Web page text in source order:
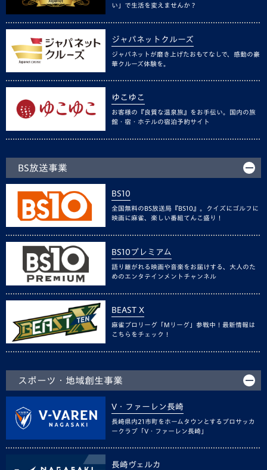
い」で生活を変えませんか？
ジャパネットクルーズ
ジャパネットが磨き上げたおもてなしで、感動の豪
華クルーズ体験を。
ゆこゆこ
お客様の『良質な温泉旅』をお手伝い。国内の旅
館・宿・ホテルの宿泊予約サイト
BS放送事業
BS10
全国無料のBS放送局『BS10』。クイズにゴルフに
映画に麻雀、楽しい番組てんこ盛り！
BS10プレミアム
語り継がれる映画や音楽をお届けする、大人のた
めのエンタテインメントチャンネル
BEAST X
麻雀プロリーグ「Mリーグ」参戦中！最新情報は
こちらをチェック！
スポーツ・地域創生事業
V・ファーレン長崎
長崎県内21市町をホームタウンとするプロサッカ
ークラブ「V・ファーレン長崎」
長崎ヴェルカ